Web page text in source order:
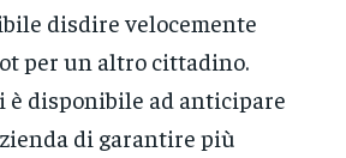
disdire velocemente
per un altro cittadino.
è disponibile ad anticipare
di garantire più